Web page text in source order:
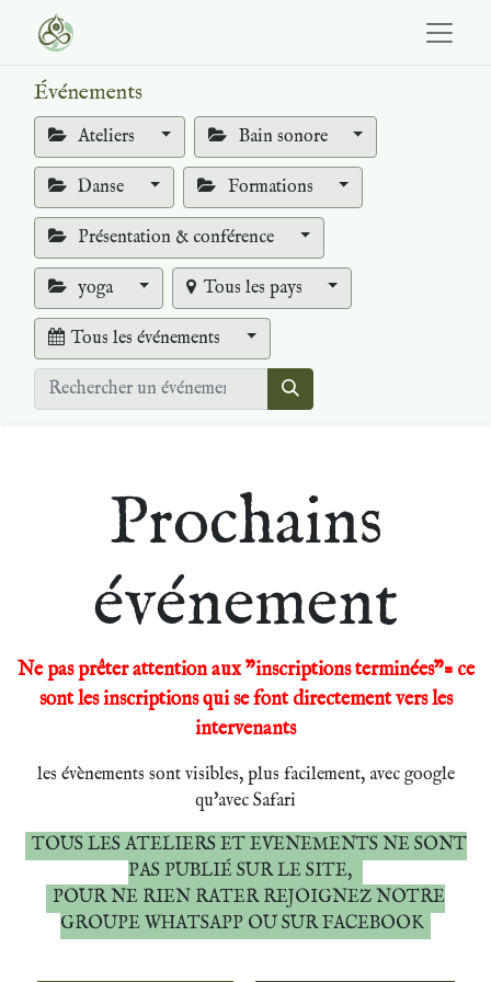
Événements
Ateliers Bain sonore
Danse Formations
Présentation & conférence
yoga Tous les pays
Tous les événements
Prochains
événement
Ne pas prêter attention aux "inscriptions terminées"= ce
sont les inscriptions qui se font directement vers les
intervenants
les évènements sont visibles, plus facilement, avec google
qu'avec Safari
TOUS LES ATELIERS ET EVENEMENTS NE SONT
PAS PUBLIÉ SUR LE SITE,
POUR NE RIEN RATER REJOIGNEZ NOTRE
GROUPE WHATSAPP OU SUR FACEBOOK